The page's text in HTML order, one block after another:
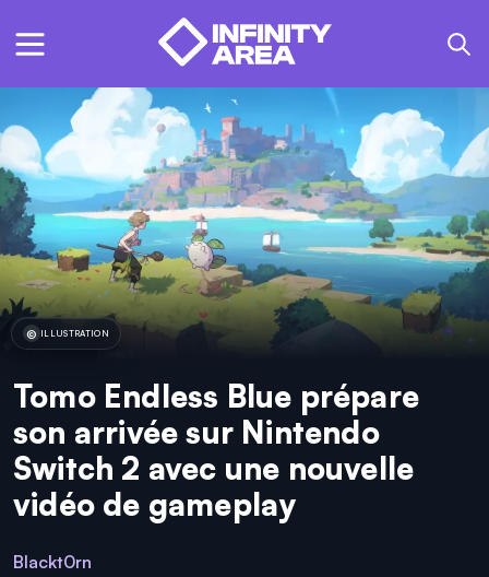
ILLUSTRATION
Tomo Endless Blue prépare
son arrivée sur Nintendo
Switch 2 avec une nouvelle
vidéo de gameplay
Blackt0rn